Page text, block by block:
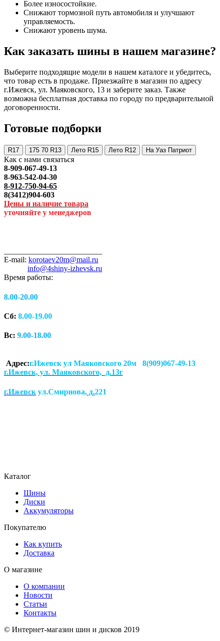
Более износостойкие.
Снижают тормозной путь автомобиля и улучшают
управляемость.
Снижают уровень шума.
Как заказать шины в нашем магазине?
Выберите подходящие модели в нашем каталоге и убедитесь,
что товар есть в продаже. Приезжайте в магазин по адресу
г.Ижевск, ул. Маяковского, 13 и заберите заказ. Также
возможна бесплатная доставка по городу по предварительной
договоренности.
Готовые подборки
R17 175 70 R13 Лето R15 Лето R12 На Уаз Патриот
Как с нами связаться
8-909-067-49-13
8-963-542-04-30
8-912-750-94-65
8(3412)904-603
Цены и наличие товара
уточняйте у менеджеров
E-mail: korotaev20m@mail.ru
info@4shiny-izhevsk.ru
Время работы:
8.00-20.00
Сб: 8.00-19.00
Вс: 9.00-18.00
Адрес:г.Ижевск ул Маяковского 20м 8(909)067-49-13
г.Ижевск, ул. Маяковского, д.13г
г.Ижевск ул.Смирнова, д.221
Каталог
Шины
Диски
Аккумуляторы
Покупателю
Как купить
Доставка
О магазине
О компании
Новости
Статьи
Контакты
© Интернет-магазин шин и дисков 2019